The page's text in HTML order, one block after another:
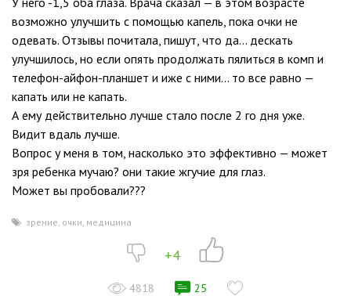
возможно улучшить с помощью капель, пока очки не
одевать. Отзывы почитала, пишут, что да… дескать
улучшилось, но если опять продолжать пялиться в комп и
телефон-айфон-планшет и иже с ними… то все равно —
капать или не капать.
А ему действительно лучше стало после 2 го дня уже.
Видит вдаль лучше.
Вопрос у меня в том, насколько это эффективно — может
зря ребенка мучаю? они такие жгучие для глаз.
Может вы пробовали???
зрение очки медицина
+4
4818 25